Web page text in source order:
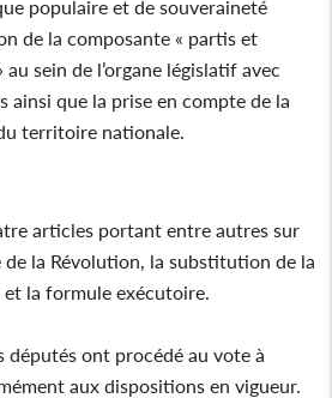
populaire et de souveraineté
de la composante « partis et
sein de l’organe législatif avec
ainsi que la prise en compte de la
territoire nationale.
articles portant entre autres sur
de la Révolution, la substitution de la
la formule exécutoire.
députés ont procédé au vote à
aux dispositions en vigueur.